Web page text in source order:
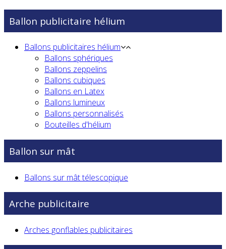
Ballon publicitaire hélium
Ballons publicitaires hélium
Ballons sphériques
Ballons zeppelins
Ballons cubiques
Ballons en Latex
Ballons lumineux
Ballons personnalisés
Bouteilles d'hélium
Ballon sur mât
Ballons sur mât télescopique
Arche publicitaire
Arches gonflables publicitaires